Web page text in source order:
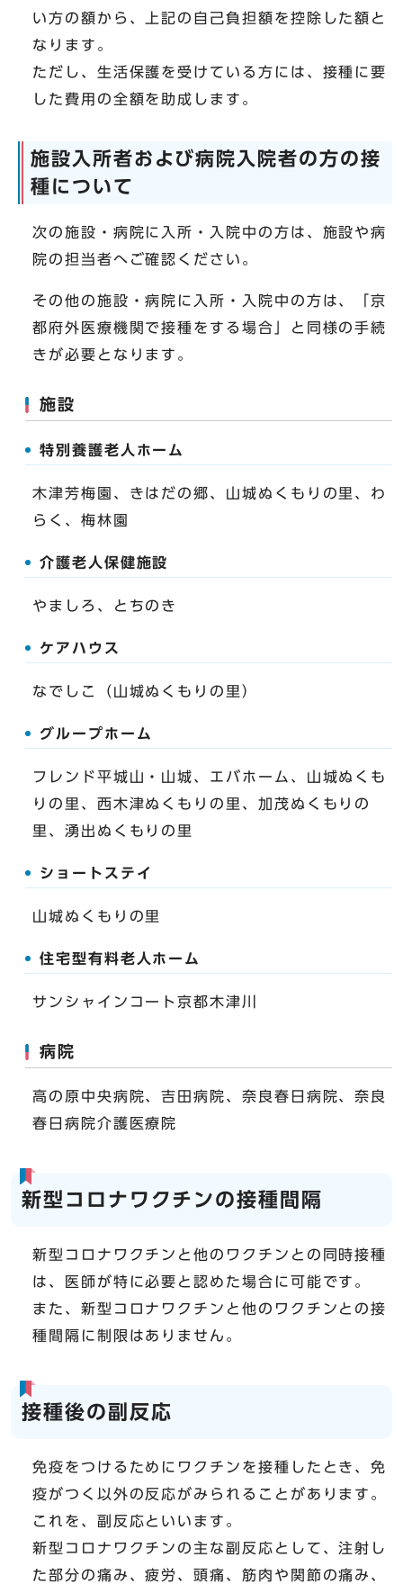
い方の額から、上記の自己負担額を控除した額と
なります。
ただし、生活保護を受けている方には、接種に要
した費用の全額を助成します。
施設入所者および病院入院者の方の接
種について
次の施設・病院に入所・入院中の方は、施設や病
院の担当者へご確認ください。
その他の施設・病院に入所・入院中の方は、「京
都府外医療機関で接種をする場合」と同様の手続
きが必要となります。
施設
特別養護老人ホーム
木津芳梅園、きはだの郷、山城ぬくもりの里、わ
らく、梅林園
介護老人保健施設
やましろ、とちのき
ケアハウス
なでしこ（山城ぬくもりの里）
グループホーム
フレンド平城山・山城、エバホーム、山城ぬくも
りの里、西木津ぬくもりの里、加茂ぬくもりの
里、湧出ぬくもりの里
ショートステイ
山城ぬくもりの里
住宅型有料老人ホーム
サンシャインコート京都木津川
病院
高の原中央病院、吉田病院、奈良春日病院、奈良
春日病院介護医療院
新型コロナワクチンの接種間隔
新型コロナワクチンと他のワクチンとの同時接種
は、医師が特に必要と認めた場合に可能です。
また、新型コロナワクチンと他のワクチンとの接
種間隔に制限はありません。
接種後の副反応
免疫をつけるためにワクチンを接種したとき、免
疫がつく以外の反応がみられることがあります。
これを、副反応といいます。
新型コロナワクチンの主な副反応として、注射し
た部分の痛み、疲労、頭痛、筋肉や関節の痛み、